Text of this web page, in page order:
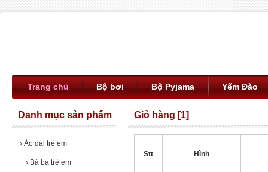
Giỏ hàng [1]
Stt Hình
Danh mục sản phẩm
› Áo dài trẻ em
› Bà ba trẻ em
Trang chủ Bộ bơi Bộ Pyjama Yếm Đào